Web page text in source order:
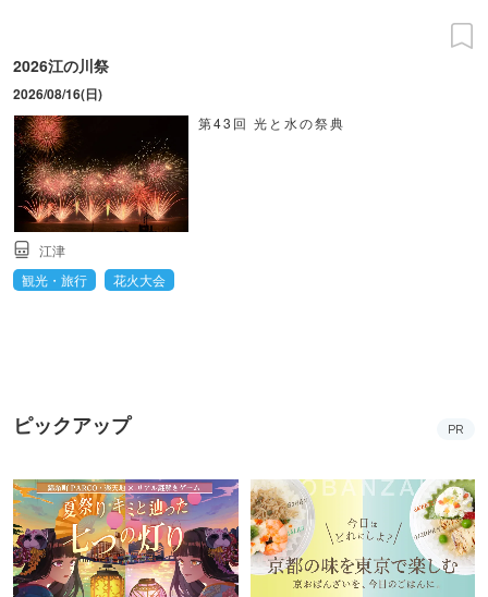
2026江の川祭
2026/08/16(日)
第43回 光と水の祭典
江津
観光・旅行
花火大会
ピックアップ PR